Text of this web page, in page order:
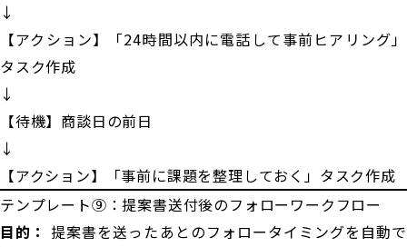
↓
【アクション】「24時間以内に電話して事前ヒアリング」
タスク作成
↓
【待機】商談日の前日
↓
【アクション】「事前に課題を整理しておく」タスク作成
テンプレート⑨：提案書送付後のフォローワークフロー
目的： 提案書を送ったあとのフォロータイミングを自動で